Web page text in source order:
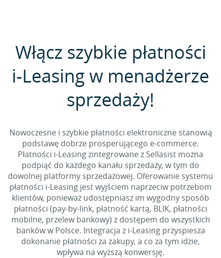
Włącz szybkie płatności
i-Leasing w menadżerze
sprzedaży!
Nowoczesne i szybkie płatności elektroniczne stanowią
podstawę dobrze prosperującego e-commerce.
Płatności i-Leasing zintegrowane z Sellasist można
podpiąć do każdego kanału sprzedaży, w tym do
dowolnej platformy sprzedażowej. Oferowanie systemu
płatności i-Leasing jest wyjściem naprzeciw potrzebom
klientów, ponieważ udostępniasz im wygodny sposób
płatności (pay-by-link, płatność kartą, BLIK, płatności
mobilne, przelew bankowy) z dostępem do wszystkich
banków w Polsce. Integracja z i-Leasing przyspiesza
dokonanie płatności za zakupy, a co za tym idzie,
wpływa na wyższą konwersję.